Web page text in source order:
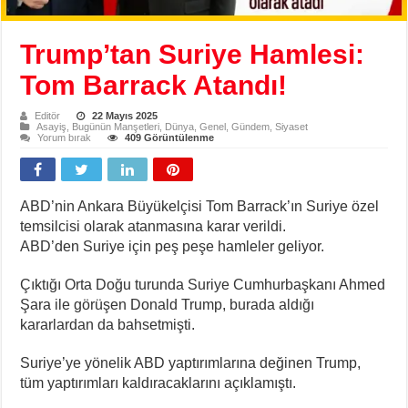
Trump’tan Suriye Hamlesi:
Tom Barrack Atandı!
Editör
22 Mayıs 2025
Asayiş
Bugünün Manşetleri Dünya ,Genel ,Gündem ,Siyaset
Yorum bırak
409 Görüntülenme
ABD’nin Ankara Büyükelçisi Tom Barrack’ın Suriye özel
temsilcisi olarak atanmasına karar verildi.
ABD’den Suriye için peş peşe hamleler geliyor.
Çıktığı Orta Doğu turunda Suriye Cumhurbaşkanı Ahmed
Şara ile görüşen Donald Trump, burada aldığı
kararlardan da bahsetmişti.
Suriye’ye yönelik ABD yaptırımlarına değinen Trump,
tüm yaptırımları kaldıracaklarını açıklamıştı.